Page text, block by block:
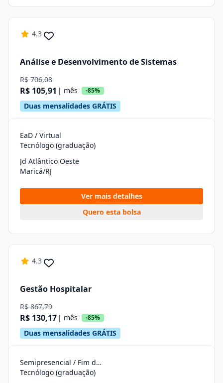
4.3
Análise e Desenvolvimento de Sistemas
R$ 706,08
R$ 105,91 | mês -85%
Duas mensalidades GRÁTIS
EaD / Virtual
Tecnólogo (graduação)
Jd Atlântico Oeste
Maricá/RJ
Ver mais detalhes
Quero esta bolsa
4.3
Gestão Hospitalar
R$ 867,79
R$ 130,17 | mês -85%
Duas mensalidades GRÁTIS
Semipresencial / Fim de Semana
Tecnólogo (graduação)